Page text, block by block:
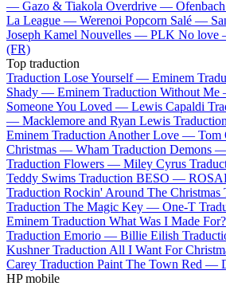
— Gazo & Tiakola Overdrive — Ofenbach
La League — Werenoi Popcorn Salé —
Joseph Kamel Nouvelles — PLK No love
(FR)
Top traduction
Traduction Lose Yourself — Eminem
Shady — Eminem Traduction Without
Someone You Loved — Lewis Capaldi
— Macklemore and Ryan Lewis
Eminem Traduction Another Love — Tom
Christmas — Wham Traduction Demons
Traduction Flowers — Miley Cyrus
Teddy Swims Traduction BESO —
Traduction Rockin' Around The
Traduction The Magic Key — One-T
Eminem Traduction What Was I Made
Traduction Emorio — Billie Eilish
Kushner Traduction All I Want For
Carey Traduction Paint The Town Red —
HP mobile